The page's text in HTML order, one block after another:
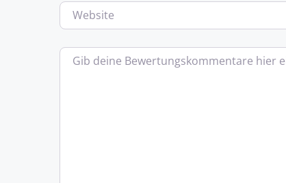
Website
Bewertungstext